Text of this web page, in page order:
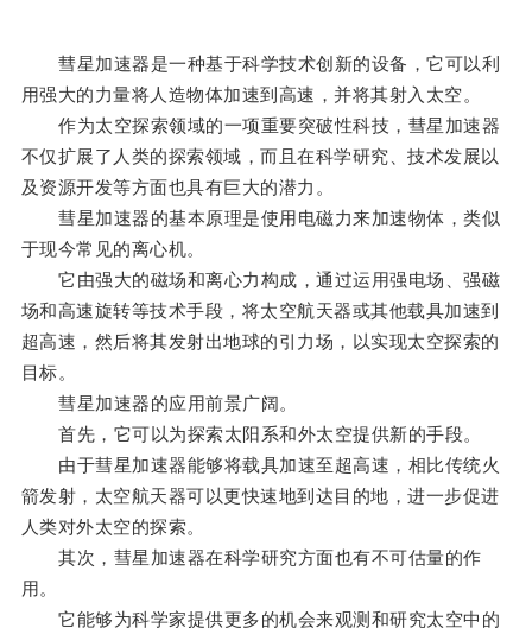
彗星加速器是一种基于科学技术创新的设备，它可以利
用强大的力量将人造物体加速到高速，并将其射入太空。
作为太空探索领域的一项重要突破性科技，彗星加速器
不仅扩展了人类的探索领域，而且在科学研究、技术发展以
及资源开发等方面也具有巨大的潜力。
彗星加速器的基本原理是使用电磁力来加速物体，类似
于现今常见的离心机。
它由强大的磁场和离心力构成，通过运用强电场、强磁
场和高速旋转等技术手段，将太空航天器或其他载具加速到
超高速，然后将其发射出地球的引力场，以实现太空探索的
目标。
彗星加速器的应用前景广阔。
首先，它可以为探索太阳系和外太空提供新的手段。
由于彗星加速器能够将载具加速至超高速，相比传统火
箭发射，太空航天器可以更快速地到达目的地，进一步促进
人类对外太空的探索。
其次，彗星加速器在科学研究方面也有不可估量的作
用。
它能够为科学家提供更多的机会来观测和研究太空中的